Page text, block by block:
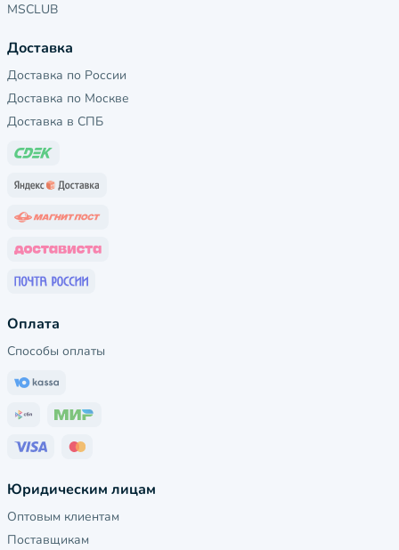
MSCLUB
Доставка
Доставка по России
Доставка по Москве
Доставка в СПБ
Оплата
Способы оплаты
Юридическим лицам
Оптовым клиентам
Поставщикам